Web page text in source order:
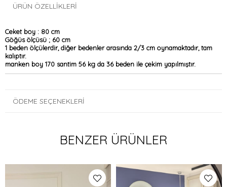
ÜRÜN ÖZELLIKLERI
Ceket boy : 80 cm
Göğüs ölçüsü ; 60 cm
1 beden ölçülerdir, diğer bedenler arasında 2/3 cm oynamaktadır, tam
kalıptır.
manken boy 170 santim 56 kg da 36 beden ile çekim yapılmıştır.
ÖDEME SEÇENEKLERI
BENZER ÜRÜNLER